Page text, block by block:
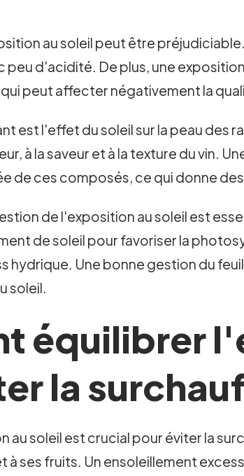
au soleil peut être
peu d'acidité. De plus, une
peut affecter négativement la
est l'effet du soleil sur la peau des
à la saveur et à la texture du vin.
de ces composés, ce qui donne
de l'exposition au soleil est
de soleil pour favoriser la
hydrique. Une bonne gestion du
soleil.
équilibrer
la
au soleil est crucial pour éviter la
à ses fruits. Un ensoleillement